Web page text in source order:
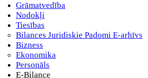
Grāmatvedība
Nodokļi
Tiesības
Bilances Juridiskie Padomi E-arhīvs
Bizness
Ekonomika
Personāls
E-Bilance